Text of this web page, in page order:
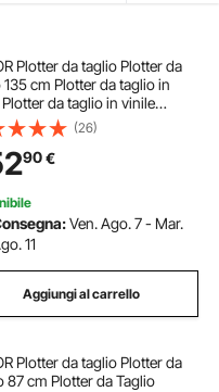
Plotter da taglio Plotter da
cm Plotter da taglio in
da taglio in vinile
con plotter Signmaster
Plotter
(26)
90€
Ven. Ago. 7 - Mar.
11
Aggiungi al carrello
Plotter da taglio Plotter da
87 cm Plotter da Taglio